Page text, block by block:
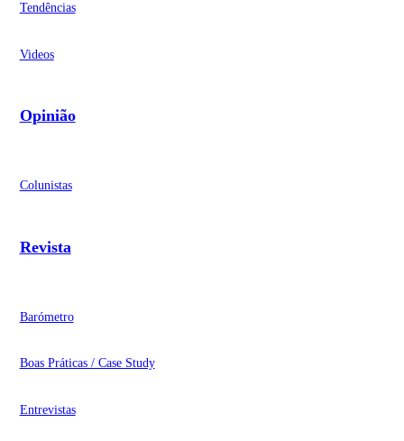
Tendências
Videos
Opinião
Colunistas
Revista
Barómetro
Boas Práticas / Case Study
Entrevistas